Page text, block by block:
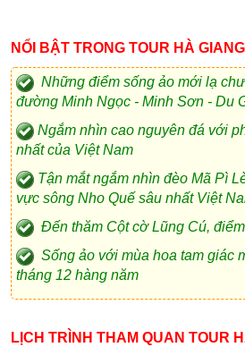
NỔI BẬT TRONG TOUR HÀ
Những điểm sống ảo mới lạ
đường Minh Ngọc - Minh Sơn - Du
Ngắm nhìn cao nguyên đá với
nhất của Việt Nam
Tận mắt ngắm nhìn đèo Mã Pì
vực sông Nho Quế sâu nhất Việt
Đến thăm Cột cờ Lũng Cú,
Sống ảo với mùa hoa tam giác
tháng 12 hàng năm
LỊCH TRÌNH THAM QUAN TOUR